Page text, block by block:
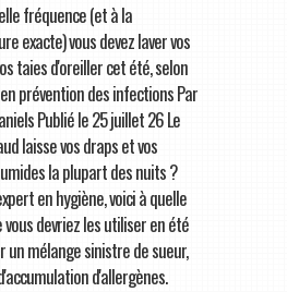
fréquence (et à la
exacte) vous devez laver vos
taies d'oreiller cet été, selon
prévention des infections Par
Publié le 25 juillet 26 Le
laisse vos draps et vos
la plupart des nuits ?
en hygiène, voici à quelle
devriez les utiliser en été
un mélange sinistre de sueur,
d'allergènes.